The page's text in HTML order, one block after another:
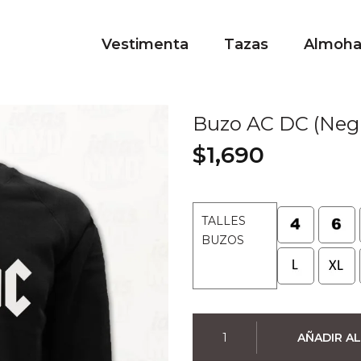
Vestimenta Tazas
Buzo AC DC
$1,690
TALLES
BUZOS
AÑADIR